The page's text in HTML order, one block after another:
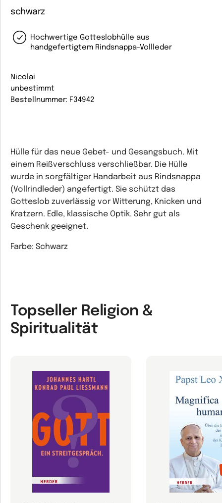
schwarz
Hochwertige Gotteslobhülle aus
handgefertigtem Rindsnappa-Vollleder
Nicolai
unbestimmt
Bestellnummer: F34942
Hülle für das neue Gebet- und Gesangsbuch. Mit
einem Reißverschluss verschließbar. Die Hülle
wurde in sorgfältiger Handarbeit aus Rindsnappa
(Vollrindleder) angefertigt. Sie schützt das
Gotteslob zuverlässig vor Witterung, Knicken und
Kratzern. Edle, klassische Optik. Sehr gut als
Geschenk geeignet.
Farbe: Schwarz
Topseller Religion &
Spiritualität